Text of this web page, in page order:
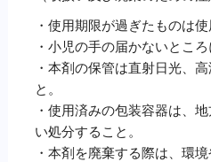
・使用期限が過ぎたものは使
・小児の手の届かないところ
・本剤の保管は直射日光、
と。
・使用済みの包装容器は、
い処分すること。
・本剤を廃棄する際は、環